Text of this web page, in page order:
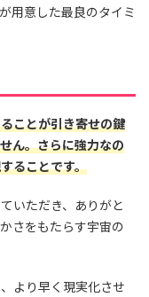
用意した最良のタイミ
ことが引き寄せの鍵
ん。さらに強力なの
ることです。
いただき、ありがと
さをもたらす宇宙の
より早く現実化させ